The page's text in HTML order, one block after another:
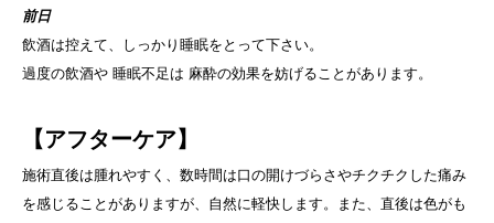
前日
飲酒は控えて、しっかり睡眠をとって下さい。
過度の飲酒や 睡眠不足は 麻酔の効果を妨げることがあります。
【アフターケア】
施術直後は腫れやすく、数時間は口の開けづらさやチクチクした痛み
を感じることがありますが、自然に軽快します。また、直後は色がも